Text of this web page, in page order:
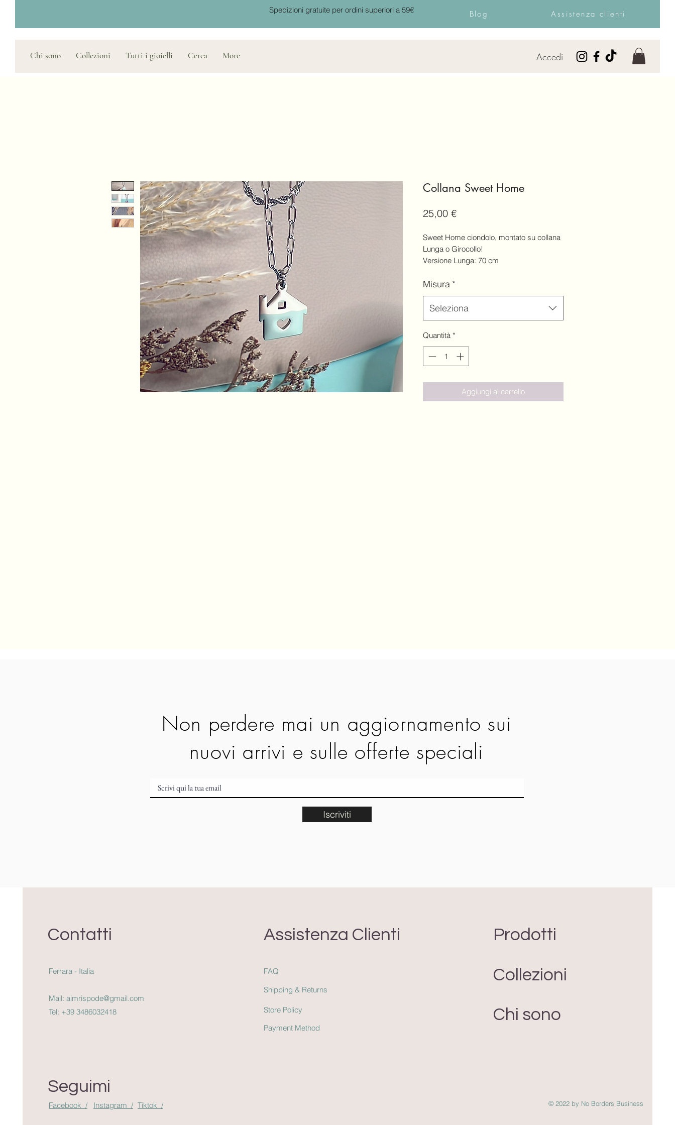
Blog Assistenza clienti
Spedizioni gratuite per ordini superiori a 59€
Chi sono Collezioni Tutti i gioielli Cerca More Accedi
Collana Sweet Home
25,00 €Prezzo
Sweet Home ciondolo, montato su collana
Lunga o Girocollo!
Versione Lunga: 70 cm
Misura *
Seleziona
Quantità *
Aggiungi al carrello
Non perdere mai un aggiornamento sui
nuovi arrivi e sulle offerte speciali
Iscriviti
Contatti
Ferrara - Italia
Mail: aimrispode@gmail.com
Tel: +39 3486032418
Assistenza Clienti
FAQ
Shipping & Returns
Store Policy
Payment Method
Prodotti
Collezioni
Chi sono
Seguimi
Facebook / Instagram / Tiktok / © 2022 by No Borders Business